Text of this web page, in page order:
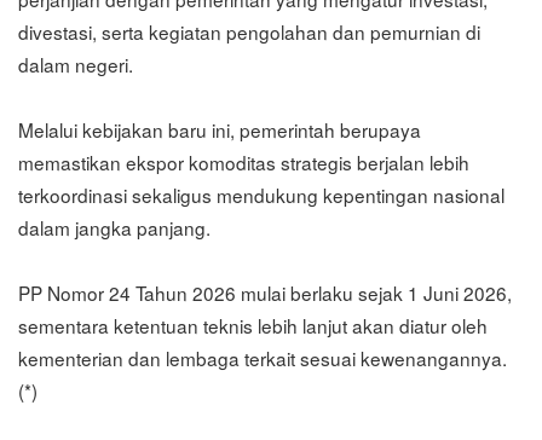
divestasi, serta kegiatan pengolahan dan pemurnian di
dalam negeri.
Melalui kebijakan baru ini, pemerintah berupaya
memastikan ekspor komoditas strategis berjalan lebih
terkoordinasi sekaligus mendukung kepentingan nasional
dalam jangka panjang.
PP Nomor 24 Tahun 2026 mulai berlaku sejak 1 Juni 2026,
sementara ketentuan teknis lebih lanjut akan diatur oleh
kementerian dan lembaga terkait sesuai kewenangannya.
(*)